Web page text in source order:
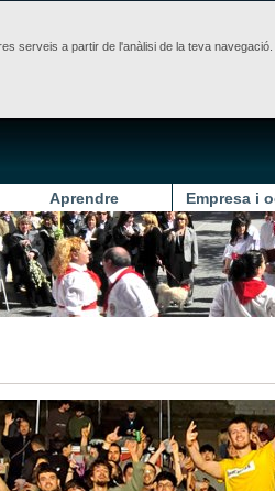
serveis a partir de l'anàlisi de la teva
Aprendre Empresa i